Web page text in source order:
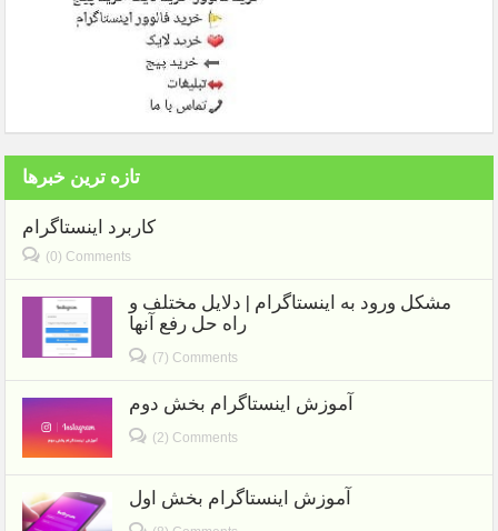
تازه ترین خبرها
کاربرد اینستاگرام
(0) Comments
مشکل ورود به اینستاگرام | دلایل مختلف و
راه حل رفع آنها
(7) Comments
آموزش اینستاگرام بخش دوم
(2) Comments
آموزش اینستاگرام بخش اول